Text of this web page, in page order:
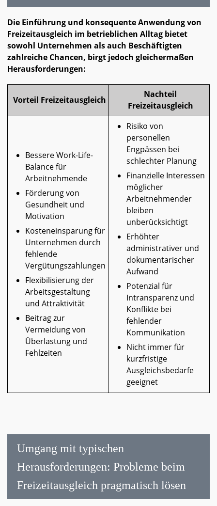
Die Einführung und konsequente Anwendung von
Freizeitausgleich im betrieblichen Alltag bietet
sowohl Unternehmen als auch Beschäftigten
zahlreiche Chancen, birgt jedoch gleichermaßen
Herausforderungen:
Vorteil Freizeitausgleich
Nachteil
Freizeitausgleich
Bessere Work-Life-
Balance für
Arbeitnehmende
Förderung von
Gesundheit und
Motivation
Kosteneinsparung für
Unternehmen durch
fehlende
Vergütungszahlungen
Flexibilisierung der
Arbeitsgestaltung
und Attraktivität
Beitrag zur
Vermeidung von
Überlastung und
Fehlzeiten
Risiko von
personellen
Engpässen bei
schlechter Planung
Finanzielle Interessen
möglicher
Arbeitnehmender
bleiben
unberücksichtigt
Erhöhter
administrativer und
dokumentarischer
Aufwand
Potenzial für
Intransparenz und
Konflikte bei
fehlender
Kommunikation
Nicht immer für
kurzfristige
Ausgleichsbedarfe
geeignet
Umgang mit typischen
Herausforderungen: Probleme beim
Freizeitausgleich pragmatisch lösen